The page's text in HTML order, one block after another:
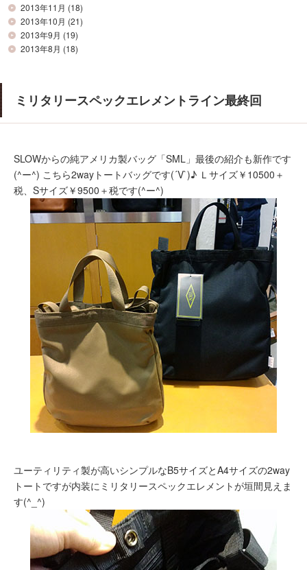
2013年11月 (18)
2013年10月 (21)
2013年9月 (19)
2013年8月 (18)
ミリタリースペックエレメントライン最終回
SLOWからの純アメリカ製バッグ「SML」最後の紹介も新作です
(^ー^) こちら2wayトートバッグです(´V`)♪ Ｌサイズ￥10500＋
税、Sサイズ￥9500＋税です(^ー^)
ユーティリティ製が高いシンプルなB5サイズとA4サイズの2way
トートですが内装にミリタリースペックエレメントが垣間見えま
す(^_^)ゞ